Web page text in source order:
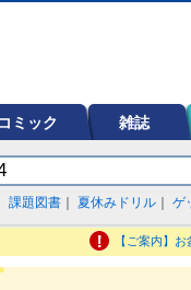
コミック 雑誌
課題図書 夏休みドリル ゲ
【ご案内】